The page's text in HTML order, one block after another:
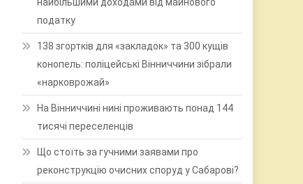
податку
138 згортків для «закладок» та 300 кущів
конопель: поліцейські Вінниччини зібрали
«нарковрожай»
На Вінниччині нині проживають понад 144
тисячі переселенців
Що стоїть за гучними заявами про
реконструкцію очисних споруд у Сабарові?